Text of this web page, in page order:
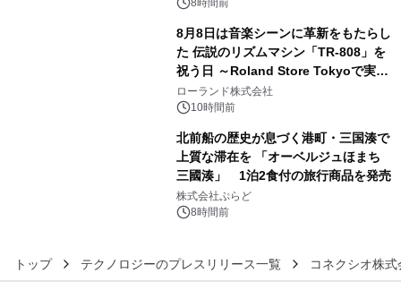
8時間前
8月8日は音楽シーンに革新をもたらし
た 伝説のリズムマシン「TR-808」を
祝う日 ～Roland Store Tokyoで実機
を展示しての 記念キャンペーンを開
催 英国ラジオ「NTS」の 特別プログ
ラムや、「TR-808」を愛する伝説的
アーティストを フィーチャーしたアニ
メーションを公開～
ローランド株式会社
10時間前
北前船の歴史が息づく港町・三国湊で
上質な滞在を 「オーベルジュほまち
三國湊」 1泊2食付の旅行商品を発売
株式会社ぷらど
8時間前
トップ テクノロジーのプレスリリース一覧 コネクシオ株式